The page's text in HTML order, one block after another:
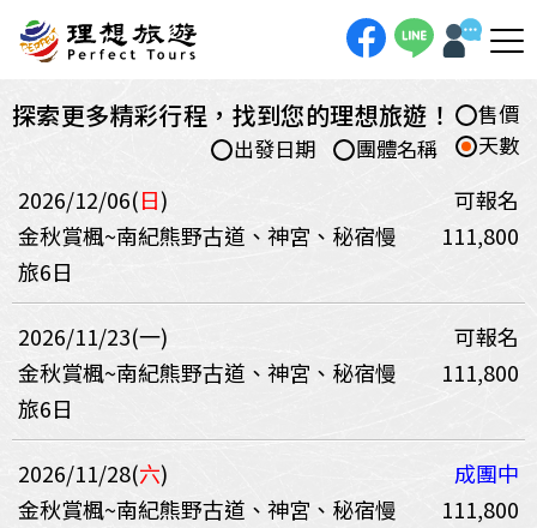
探索更多精彩行程，找到您的理想旅遊！
售價
天數
團體名稱
出發日期
2026/12/06(日)
可報名
金秋賞楓~南紀熊野古道、神宮、秘宿慢
旅6日
111,800
2026/11/23(一)
可報名
金秋賞楓~南紀熊野古道、神宮、秘宿慢
旅6日
111,800
2026/11/28(六)
成團中
金秋賞楓~南紀熊野古道、神宮、秘宿慢
111,800